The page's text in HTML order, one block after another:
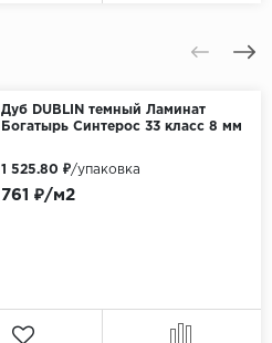
Дуб DUBLIN темный Ламинат
Богатырь Синтерос 33 класс 8 мм
761 ₽/м2
1 525.80 ₽/упаковка